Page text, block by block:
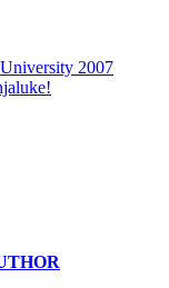
2007